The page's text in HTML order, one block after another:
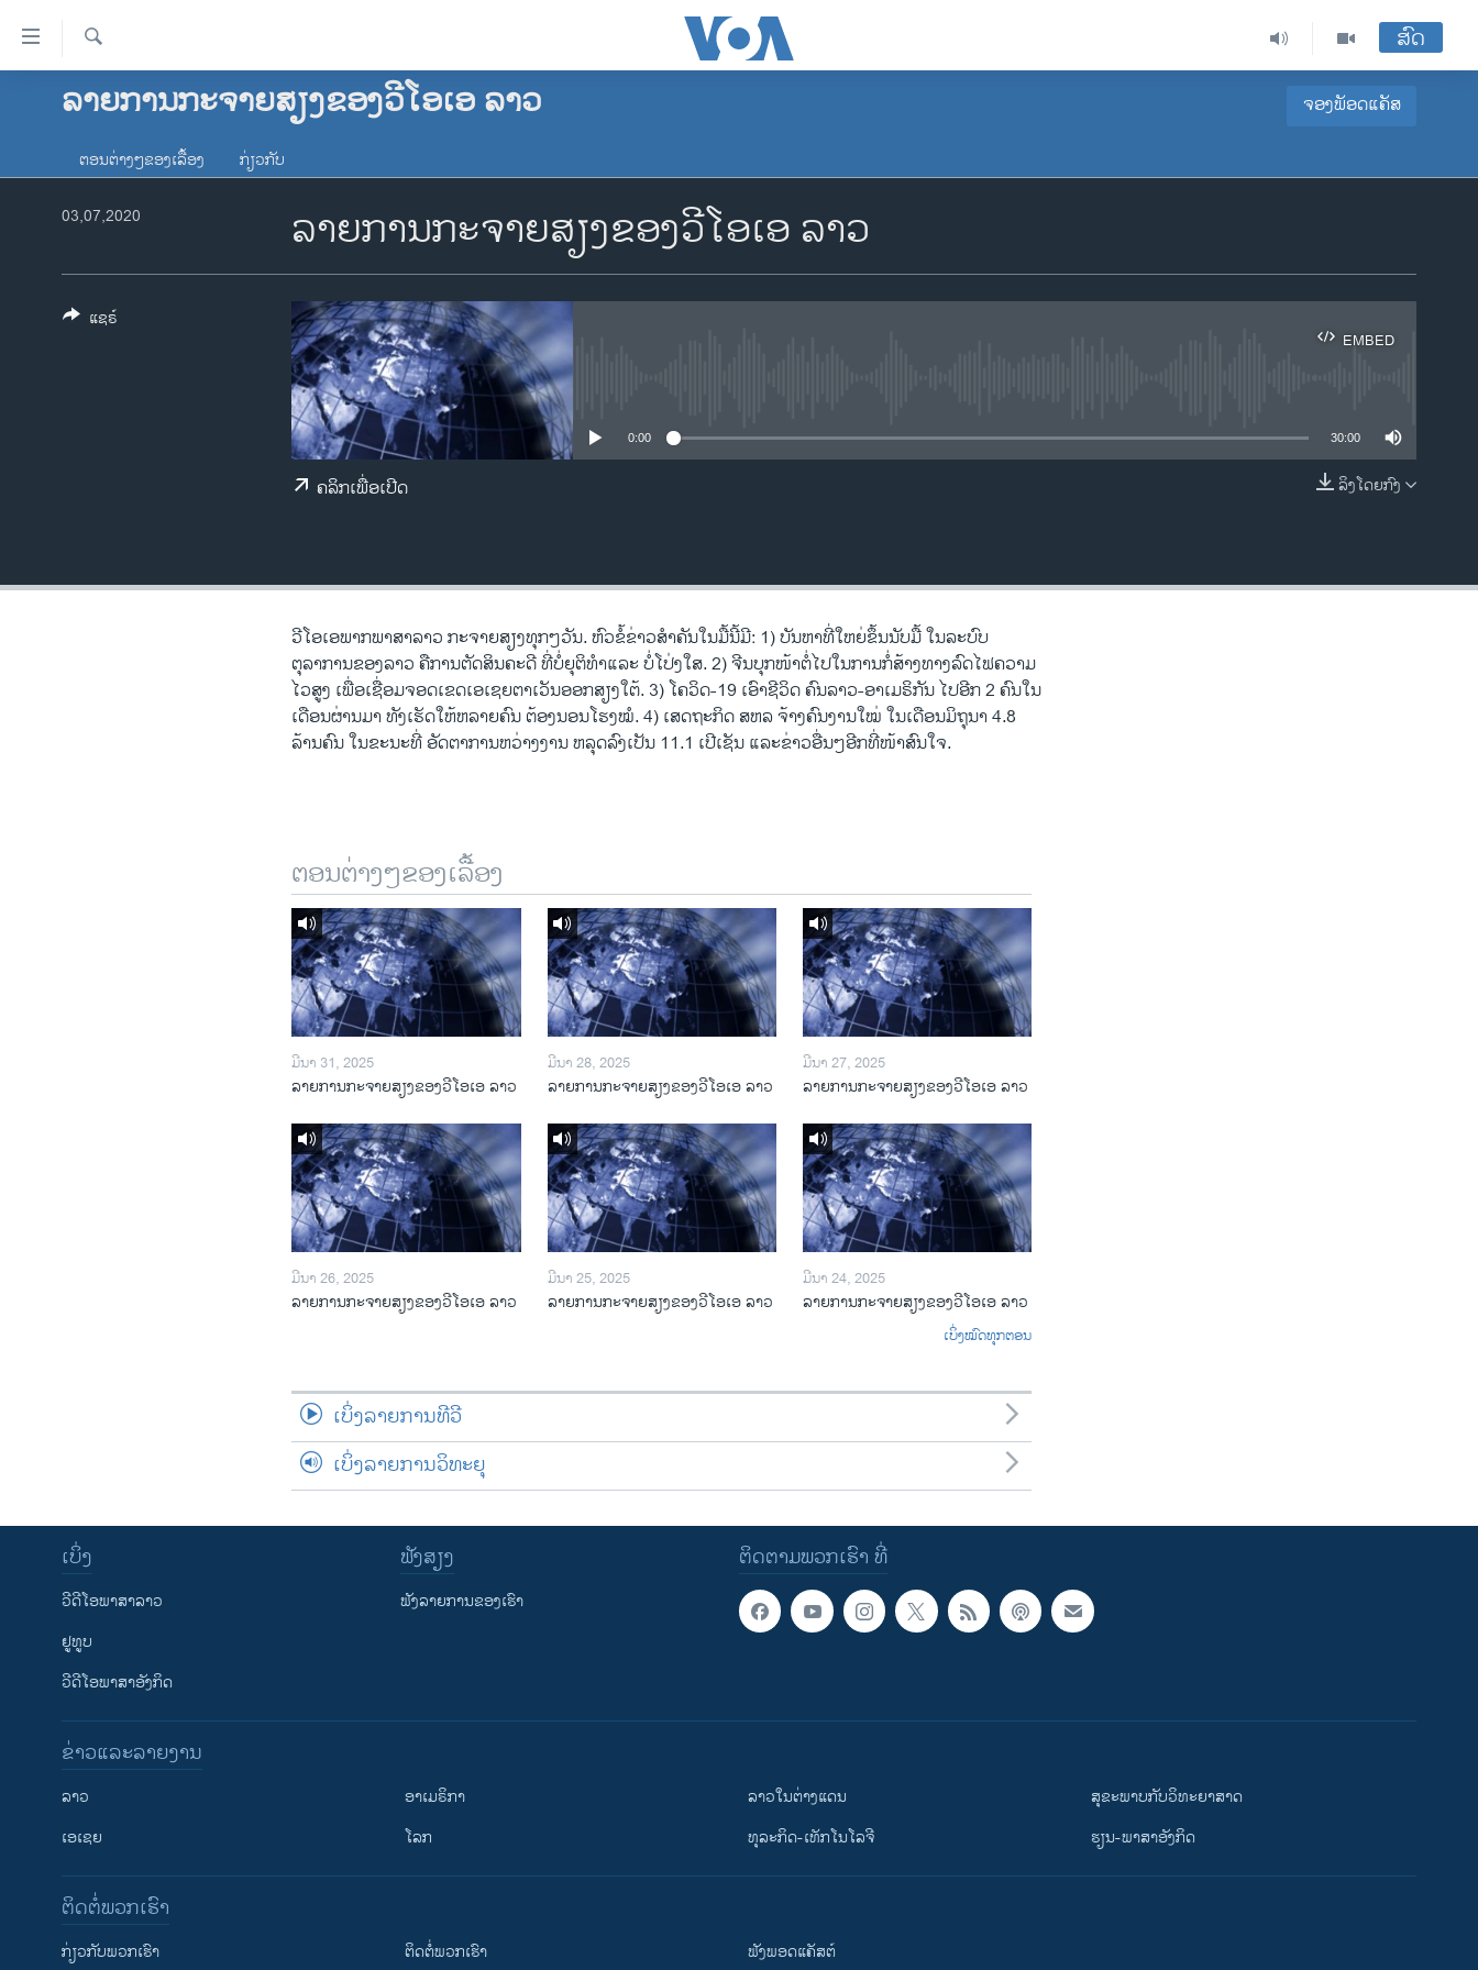
ລິ້ງ
ສຳຫລັບ
ຂ້າມ
ໂຮມເພຈ
ອາເມຣິກາ
ການເລືອກຕັ້ງ ປະທານາທີບໍດີ ສະຫະລັດ
ຂ່າວ​ຈີນ
ພາສາອັງກິດ
ສົດ
ລາຍການກະຈາຍສຽງຂອງວີໂອເອ ລາວ ຈອງພັອດແຄັສ
Apple Podcasts
ຈອງ
ຕອນຕ່າງໆຂອງເລື້ອງ ກ່ຽວກັບ
ລາຍການກະຈາຍສຽງຂອງວີໂອເອ ລາວ
03,07,2020
EMBED
EMBED
0:00 30:00
ລິງໂດຍກົງ
ຄລິກເພື່ອເປີດ
ແຊຣ໌
ວີໂອເອພາກພາສາລາວ ກະຈາຍສຽງທຸກໆວັນ. ຫົວຂໍ້ຂ່າວສໍາຄັນໃນມື້ນີ້ມີ: 1) ບັນຫາທີ່ໃຫຍ່ຂຶ້ນນັບມື້ ໃນລະບົບ
ຕຸລາການຂອງລາວ ຄືການຕັດສິນຄະດີ ທີ່ບໍ່ຍຸຕິທຳແລະ ບໍ່ໂປ່ງໃສ. 2) ຈີນບຸກໜ້າຕໍ່ໄປໃນການກໍ່ສ້າງທາງລົດໄຟຄວາມ
ໄວສູງ ເພື່ອເຊື່ອມຈອດເຂດເອເຊຍຕາເວັນອອກສຽງໃຕ້. 3) ໂຄວິດ-19 ເອົາຊີວິດ ຄົນລາວ-ອາເມຣິກັນ ໄປອີກ 2 ຄົນໃນ
ເດືອນຜ່ານມາ ທັງເຮັດໃຫ້ຫລາຍຄົນ ຕ້ອງນອນໂຮງໝໍ. 4) ເສດຖະກິດ ສຫລ ຈ້າງຄົນງານໃໝ່ ໃນເດືອນມິຖຸນາ 4.8
ລ້ານຄົນ ໃນຂະນະທີ່ ອັດຕາການຫວ່າງງານ ຫລຸດລົງເປັນ 11.1 ເປີເຊັນ ແລະຂ່າວອື່ນໆອີກທີ່ໜ້າສົນໃຈ.
ຕອນຕ່າງໆຂອງເລື້ອງ
ມີນາ 31, 2025
ລາຍການກະຈາຍສຽງຂອງວີໂອເອ ລາວ
ມີນາ 28, 2025
ລາຍການກະຈາຍສຽງຂອງວີໂອເອ ລາວ
ມີນາ 27, 2025
ລາຍການກະຈາຍສຽງຂອງວີໂອເອ ລາວ
ມີນາ 26, 2025
ລາຍການກະຈາຍສຽງຂອງວີໂອເອ ລາວ
ມີນາ 25, 2025
ລາຍການກະຈາຍສຽງຂອງວີໂອເອ ລາວ
ມີນາ 24, 2025
ລາຍການກະຈາຍສຽງຂອງວີໂອເອ ລາວ
ເບິ່ງໝົດທຸກຕອນ
ເບິ່ງລາຍການທີວີ
ເບິ່ງລາຍການວິທະຍຸ
ຕິດຕາມພວກເຮົາ ທີ່
ເບິ່ງ
ວີດີໂອພາສາລາວ
ຢູທູບ
ວີດີໂອພາສາອັງກິດ
ຟັງສຽງ
ຟັງລາຍການຂອງເຮົາ
ຂ່າວແລະລາຍງານ
ລາວ
ເອເຊຍ
ອາເມຣິກາ
ໂລກ
ລາວໃນຕ່າງແດນ
ທຸລະກິດ-ເທັກໂນໂລຈີ
ສຸຂະພາບກັບວິທະຍາສາດ
ຮຽນ-ພາສາອັງກິດ
ຕິດຕໍ່ພວກເຮົາ
ກ່ຽວກັບພວກເຮົາ ຕິດຕໍ່ພວກເຮົາ ຟັງພອດແຄັສຕ໌